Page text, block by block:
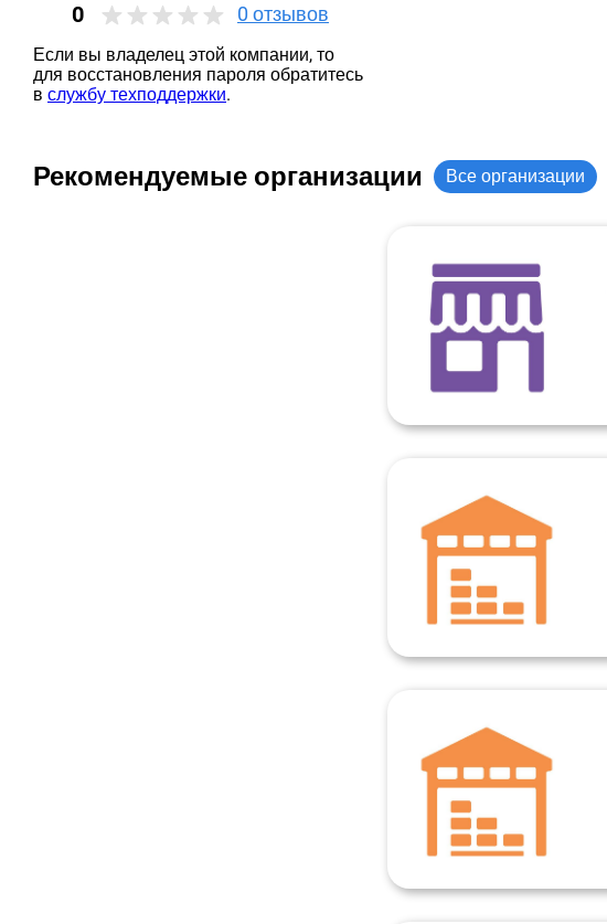
0 0 отзывов
Если вы владелец этой компании, то
для восстановления пароля обратитесь
в службу техподдержки.
Рекомендуемые организации Все организации